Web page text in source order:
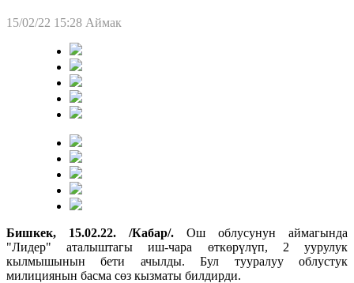
15/02/22 15:28 Аймак
Бишкек, 15.02.22. /Кабар/. Ош облусунун аймагында
"Лидер" аталыштагы иш-чара өткөрүлүп, 2 уурулук
кылмышынын бети ачылды. Бул тууралуу облустук
милициянын басма сөз кызматы билдирди.